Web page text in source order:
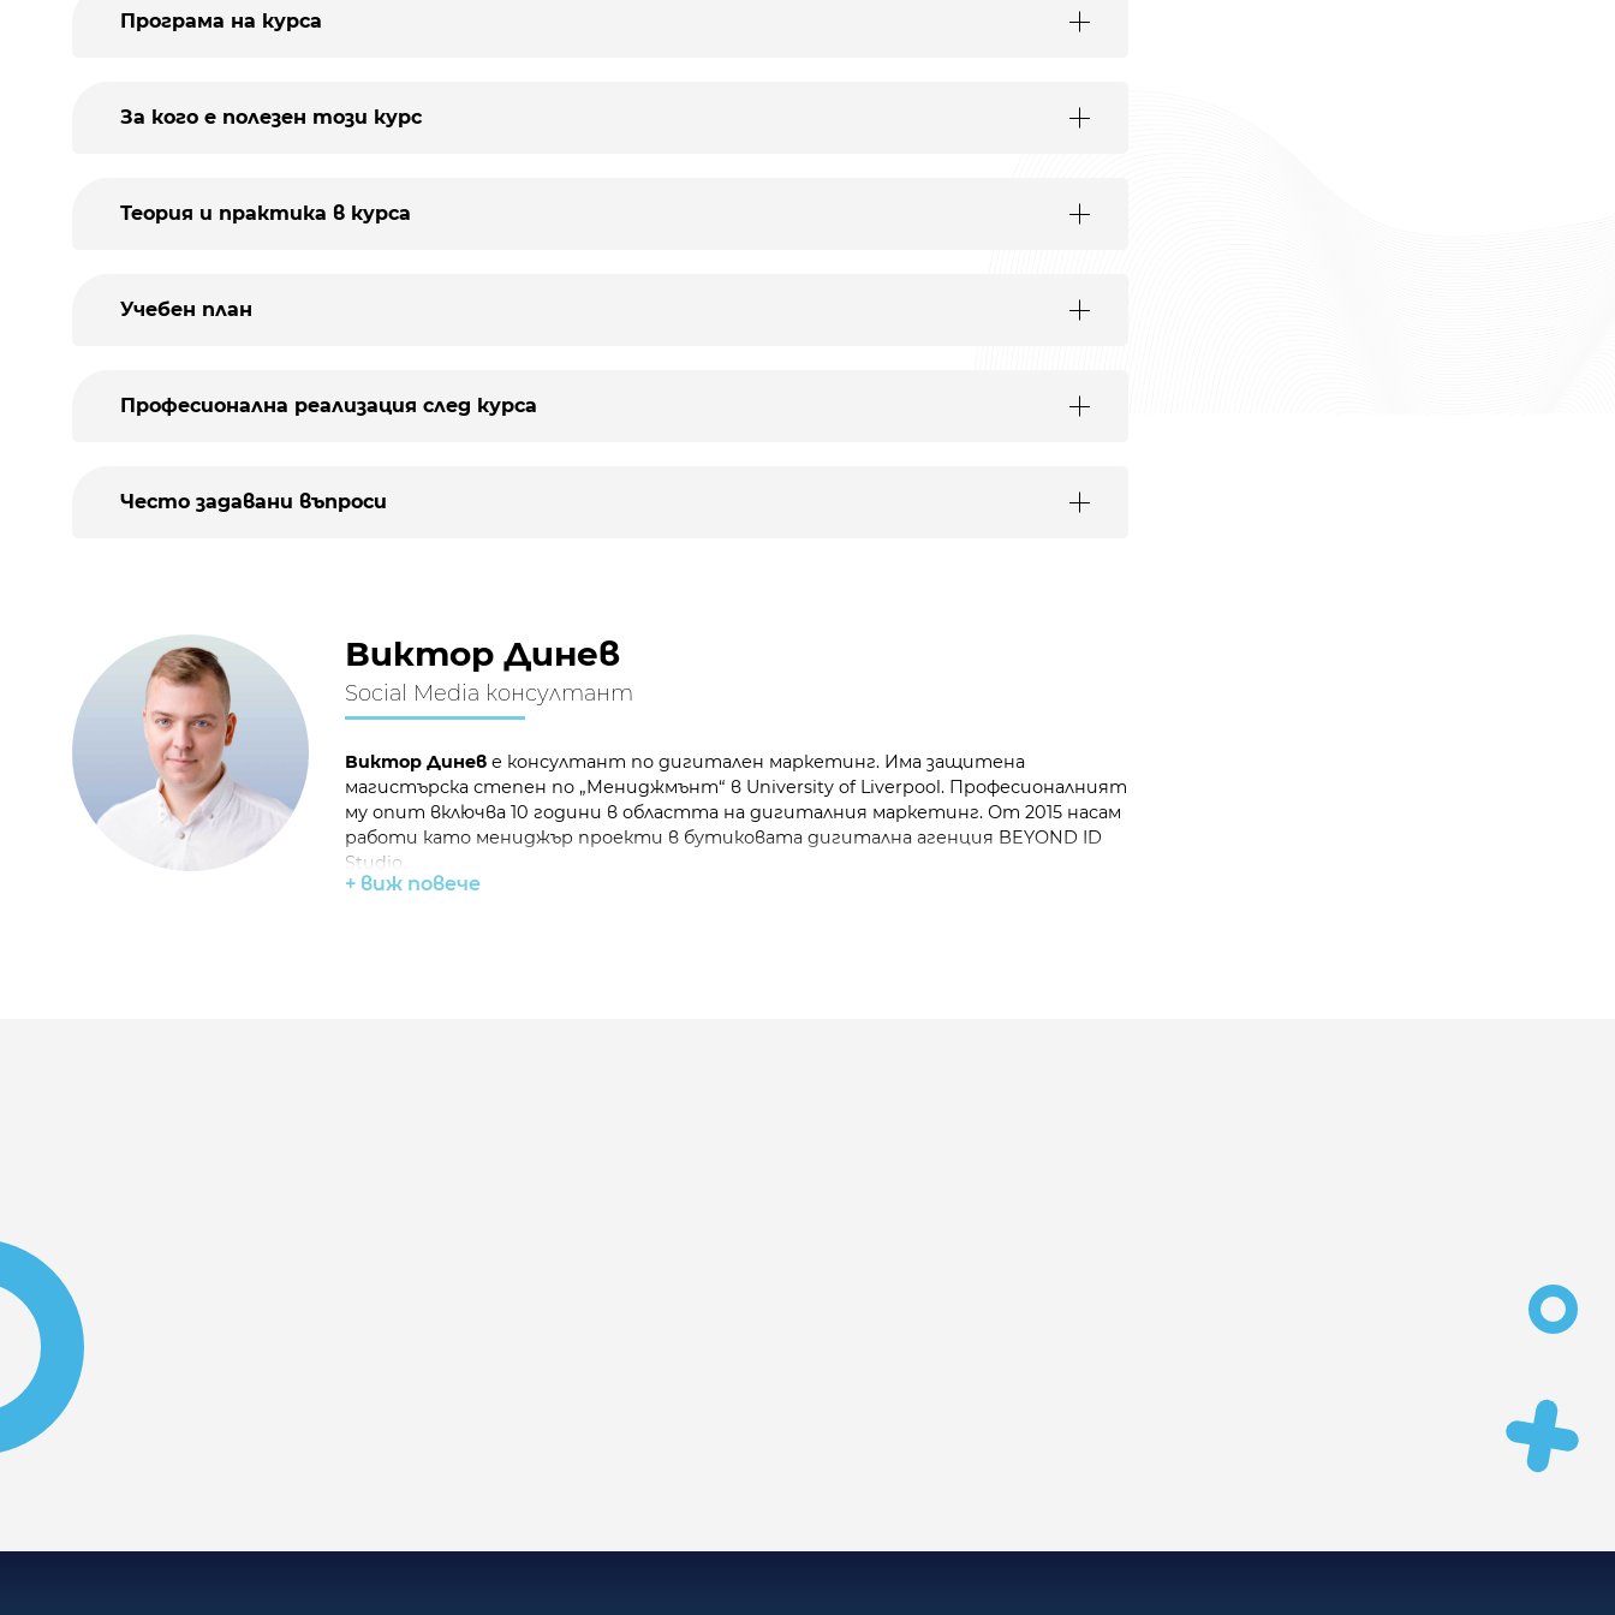
Програма на курса
За кого е полезен този курс
Теория и практика в курса
Учебен план
Професионална реализация след курса
Често задавани въпроси
Виктор Динев
Social Media консултант
Виктор Динев е консултант по дигитален маркетинг. Има защитена
магистърска степен по „Мениджмънт“ в University of Liverpool. Професионалният
му опит включва 10 години в областта на дигиталния маркетинг. От 2015 насам
работи като мениджър проекти в бутиковата дигитална агенция BEYOND ID
Studio.
+ виж повече